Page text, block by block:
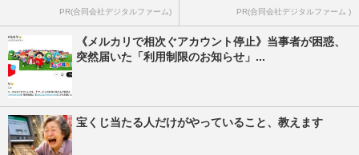
PR(合同会社デジタルファーム) PR(合同会社デジタルファーム )
《メルカリで相次ぐアカウント停止》当事者が困惑、
突然届いた「利用制限のお知らせ」...
宝くじ当たる人だけがやっていること、教えます